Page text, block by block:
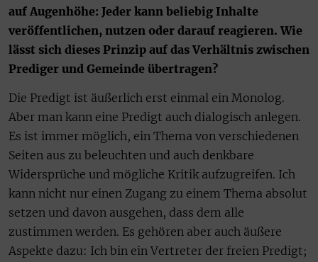
auf Augenhöhe: Jeder kann beliebig Inhalte
veröffentlichen, nutzen oder darauf reagieren. Wie
lässt sich dieses Prinzip auf das Verhältnis zwischen
Prediger und Gemeinde übertragen?
Die Predigt ist äußerlich erst einmal ein Monolog.
Aber man kann eine Predigt auch dialogisch anlegen.
Es ist immer möglich, ein Thema von verschiedenen
Seiten aus zu beleuchten und auch denkbare
Widersprüche und mögliche Kritik aufzugreifen. Ich
kann nicht nur einen Zugang zu einem Thema absolut
setzen und davon ausgehen, dass dem alle
zustimmen werden. Es gehören aber auch äußere
Aspekte dazu: Ich bin ein Vertreter der freien Predigt;